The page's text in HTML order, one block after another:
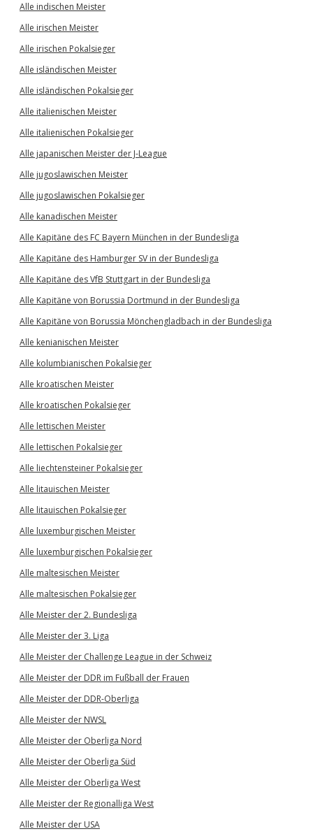
Alle indischen Meister
Alle irischen Meister
Alle irischen Pokalsieger
Alle isländischen Meister
Alle isländischen Pokalsieger
Alle italienischen Meister
Alle italienischen Pokalsieger
Alle japanischen Meister der J-League
Alle jugoslawischen Meister
Alle jugoslawischen Pokalsieger
Alle kanadischen Meister
Alle Kapitäne des FC Bayern München in der Bundesliga
Alle Kapitäne des Hamburger SV in der Bundesliga
Alle Kapitäne des VfB Stuttgart in der Bundesliga
Alle Kapitäne von Borussia Dortmund in der Bundesliga
Alle Kapitäne von Borussia Mönchengladbach in der Bundesliga
Alle kenianischen Meister
Alle kolumbianischen Pokalsieger
Alle kroatischen Meister
Alle kroatischen Pokalsieger
Alle lettischen Meister
Alle lettischen Pokalsieger
Alle liechtensteiner Pokalsieger
Alle litauischen Meister
Alle litauischen Pokalsieger
Alle luxemburgischen Meister
Alle luxemburgischen Pokalsieger
Alle maltesischen Meister
Alle maltesischen Pokalsieger
Alle Meister der 2. Bundesliga
Alle Meister der 3. Liga
Alle Meister der Challenge League in der Schweiz
Alle Meister der DDR im Fußball der Frauen
Alle Meister der DDR-Oberliga
Alle Meister der NWSL
Alle Meister der Oberliga Nord
Alle Meister der Oberliga Süd
Alle Meister der Oberliga West
Alle Meister der Regionalliga West
Alle Meister der USA